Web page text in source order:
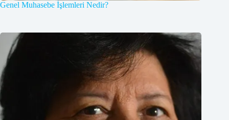
Genel Muhasebe İşlemleri Nedir?